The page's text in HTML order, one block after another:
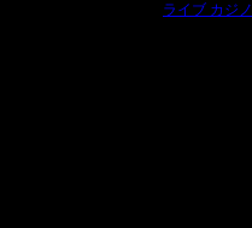
ライブ カジノ